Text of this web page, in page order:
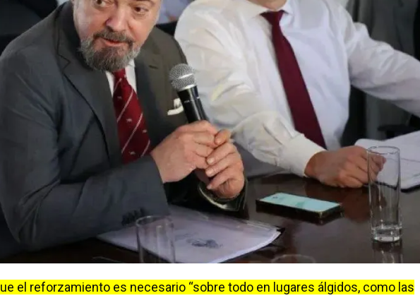
el reforzamiento es necesario “sobre todo en lugares álgidos, como las